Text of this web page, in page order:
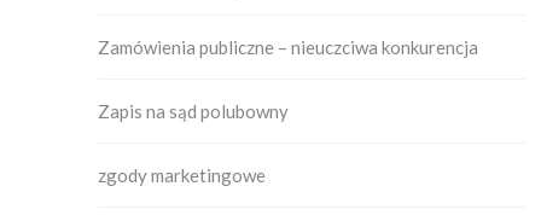
Zamówienia publiczne – nieuczciwa konkurencja
Zapis na sąd polubowny
zgody marketingowe